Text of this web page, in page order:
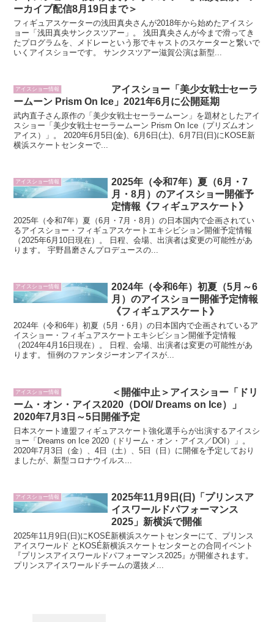
ーカイブ配信8月19日まで＞
フィギュアスケーターの浅田真央さんが2018年から始めたアイスシ
ョー「浅田真央サンクスツアー」。 浅田真央さんが今まで滑ってき
たプログラムを、メドレーという形でキャストのスケーターと繋いで
いくアイスショーです。 サンクスツアー滋賀公演は新型...
アイスショー情報
アイスショー「美少女戦士セーラ
ームーン Prism On Ice」2021年6月に公開延期
武内直子さん原作の「美少女戦士セーラームーン」を題材としたアイ
スショー「美少女戦士セーラームーン Prism On Ice（プリズムオン
アイス）」。 2020年6月5日(金)、6月6日(土)、6月7日(日)にKOSE新
横浜スケートセンターで...
アイスショー情報
2025年（令和7年）夏（6月・7
月・8月）のアイスショー開催予
定情報《フィギュアスケート》
2025年（令和7年）夏（6月・7月・8月）の日本国内で企画されてい
るアイスショー・フィギュアスケートエキシビション開催予定情報
（2025年6月10日現在）。 日程、会場、出演者は変更の可能性があ
ります。 宇野昌磨さんプロデュースの...
アイスショー情報
2024年（令和6年）初夏（5月～6
月）のアイスショー開催予定情報
《フィギュアスケート》
2024年（令和6年）初夏（5月・6月）の日本国内で企画されているア
イスショー・フィギュアスケートエキシビション開催予定情報
（2024年4月16日現在）。 日程、会場、出演者は変更の可能性があ
ります。 恒例のファンタジーオンアイスが...
アイスショー情報
＜開催中止＞アイスショー「ドリ
ーム・オン・アイス2020（DOI/ Dreams on Ice）」
2020年7月3日～5日開催予定
日本スケート連盟フィギュアスケート強化選手らが出演するアイスシ
ョー「Dreams on Ice 2020（ドリーム・オン・アイス／DOI）」。
2020年7月3日（金）、4日（土）、5日（日）に開催を予定しており
ましたが、新型コロナウイルス...
アイスショー情報
2025年11月9日(日)「プリンスア
イスワールドパフォーマンス
2025」新横浜で開催
2025年11月9日(日)にKOSÉ新横浜スケートセンターにて、プリンス
アイスワールド とKOSÉ新横浜スケートセンターとの合同イベント
『プリンスアイスワールドパフォーマンス2025』が開催されます。
プリンスアイスワールドチームの選抜メ...